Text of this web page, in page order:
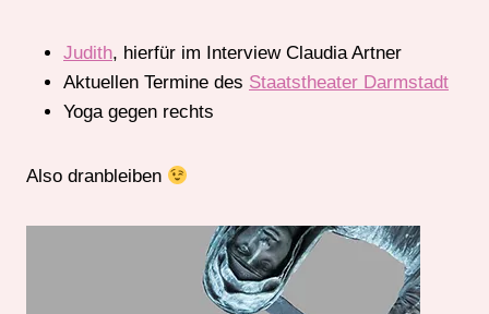
Judith, hierfür im Interview Claudia Artner
Aktuellen Termine des Staatstheater Darmstadt
Yoga gegen rechts
Also dranbleiben